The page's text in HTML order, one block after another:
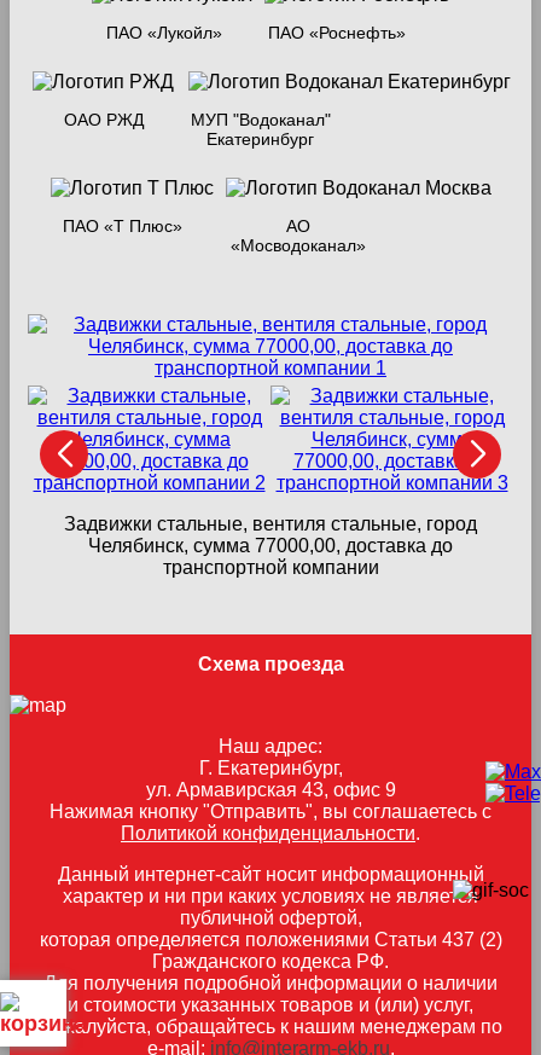
ПАО «Лукойл» ПАО «Роснефть»
ОАО РЖД
МУП "Водоканал"
Екатеринбург
ПАО «Т Плюс»
АО
«Мосводоканал»
Задвижки стальные, вентиля стальные, город
Челябинск, сумма 77000,00, доставка до
транспортной компании
Схема проезда
Наш адрес:
Г. Екатеринбург,
ул. Армавирская 43, офис 9
Нажимая кнопку "Отправить", вы соглашаетесь с
Политикой конфиденциальности.
Данный интернет-сайт носит информационный
характер и ни при каких условиях не является
публичной офертой,
которая определяется положениями Статьи 437 (2)
Гражданского кодекса РФ.
Для получения подробной информации о наличии
и стоимости указанных товаров и (или) услуг,
пожалуйста, обращайтесь к нашим менеджерам по
e-mail: info@interarm-ekb.ru.